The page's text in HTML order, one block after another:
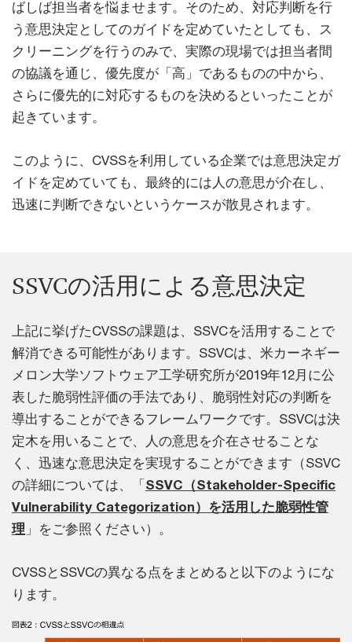
ばしば担当者を悩ませます。そのため、対応判断を行
う意思決定としてのガイドを定めていたとしても、ス
クリーニングを行うのみで、実際の現場では担当者間
の協議を通じ、優先度が「高」であるものの中から、
さらに優先的に対応するものを決めるといったことが
起きています。
このように、CVSSを利用している企業では意思決定ガ
イドを定めていても、最終的には人の意思が介在し、
迅速に判断できないというケースが散見されます。
SSVCの活用による意思決定
上記に挙げたCVSSの課題は、SSVCを活用することで
解消できる可能性があります。SSVCは、米カーネギー
メロン大学ソフトウェア工学研究所が2019年12月に公
表した脆弱性評価の手法であり、脆弱性対応の判断を
導出することができるフレームワークです。SSVCは決
定木を用いることで、人の意思を介在させることな
く、迅速な意思決定を実現することができます（SSVC
の詳細については、「 SSVC（Stakeholder-Specific
Vulnerability Categorization）を活用した脆弱性管
理 」をご参照ください）。
CVSSとSSVCの異なる点をまとめると以下のようにな
ります。